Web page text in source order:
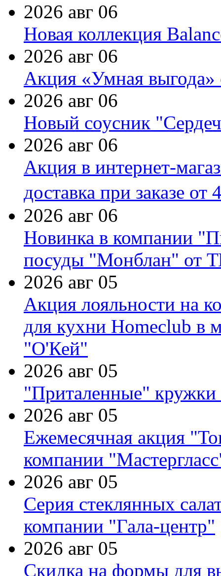
2026 авг 06
Новая коллекция
2026 авг 06
Акция «Умная выгода»
2026 авг 06
Новый соусник
2026 авг 06
Акция в интернет-
доставка при заказе от
2026 авг 06
Новинка в компании
посуды "Монблан" от
2026 авг 05
Акция лояльности на
для кухни Homeclub в
"О'Кей"
2026 авг 05
"Приталенные" кружки
2026 авг 05
Ежемесячная акция
компании
2026 авг 05
Серия стеклянных
компании "Гала-центр"
2026 авг 05
Скидка на формы для